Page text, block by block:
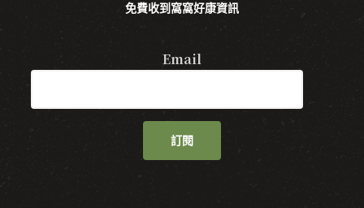
免費收到窩窩好康資訊
Email
訂閱